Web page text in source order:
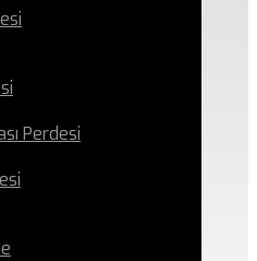
Perdesi